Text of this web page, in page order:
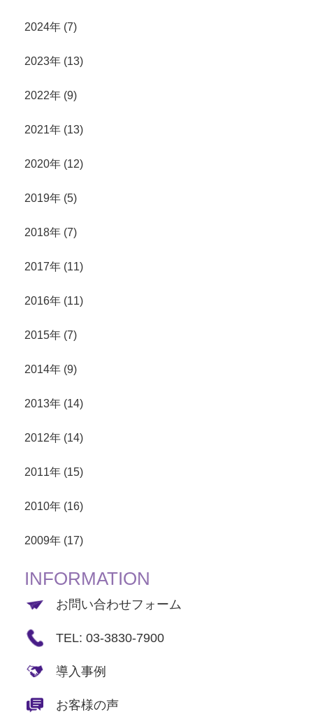
2024年 (7)
2023年 (13)
2022年 (9)
2021年 (13)
2020年 (12)
2019年 (5)
2018年 (7)
2017年 (11)
2016年 (11)
2015年 (7)
2014年 (9)
2013年 (14)
2012年 (14)
2011年 (15)
2010年 (16)
2009年 (17)
INFORMATION
お問い合わせフォーム
TEL: 03-3830-7900
導入事例
お客様の声